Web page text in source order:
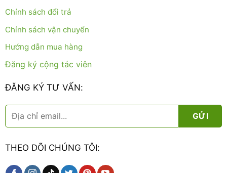
Chính sách đổi trả
Chính sách vận chuyển
Hướng dẫn mua hàng
Đăng ký cộng tác viên
ĐĂNG KÝ TƯ VẤN:
THEO DÕI CHÚNG TÔI: